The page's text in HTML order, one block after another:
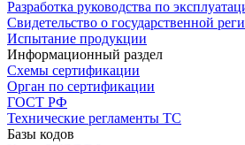
Разработка руководства по
Свидетельство о государственной
Испытание продукции
Информационный раздел
Схемы сертификации
Орган по сертификации
ГОСТ РФ
Технические регламенты ТС
Базы кодов